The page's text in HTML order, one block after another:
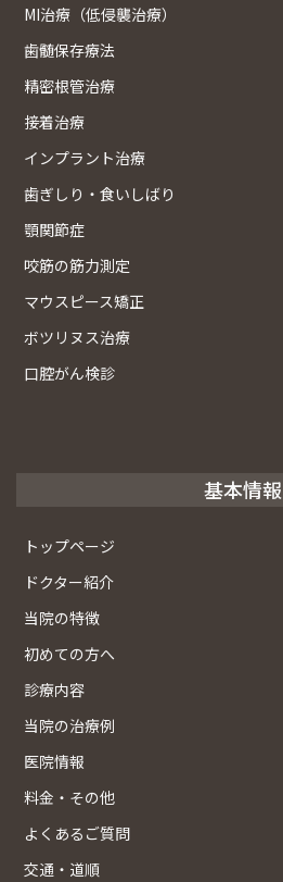
MI治療（低侵襲治療）
歯髄保存療法
精密根管治療
接着治療
インプラント治療
歯ぎしり・食いしばり
顎関節症
咬筋の筋力測定
マウスピース矯正
ボツリヌス治療
口腔がん検診
基本情報
トップページ
ドクター紹介
当院の特徴
初めての方へ
診療内容
当院の治療例
医院情報
料金・その他
よくあるご質問
交通・道順